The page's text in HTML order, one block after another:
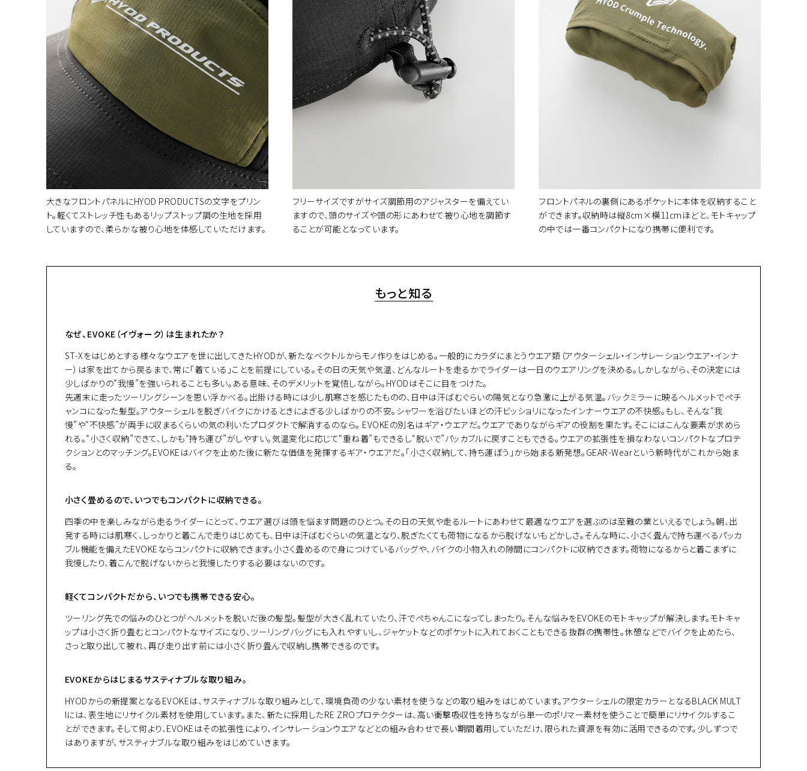
大きなフロントパネルにHYOD PRODUCTSの文字をプリン
ト。軽くてストレッチ性もあるリップストップ調の生地を採用
していますので、柔らかな被り心地を体感していただけます。
フリーサイズですがサイズ調節用のアジャスターを備えてい
ますので、頭のサイズや頭の形にあわせて被り心地を調節す
ることが可能となっています。
フロントパネルの裏側にあるポケットに本体を収納すること
ができます。収納時は縦8cm×横11cmほどと、モトキャップ
の中では一番コンパクトになり携帯に便利です。
もっと知る
なぜ、EVOKE（イヴォーク）は生まれたか？
ST-Xをはじめとする様々なウエアを世に出してきたHYODが、新たなベクトルからモノ作りをはじめる。一般的にカラダにまとうウエア類（アウターシェル・インサレーションウエア・インナ
ー）は家を出てから戻るまで、常に「着ている」ことを前提にしている。その日の天気や気温、どんなルートを走るかでライダーは一日のウエアリングを決める。しかしながら、その決定には
少しばかりの“我慢”を強いられることも多い。ある意味、そのデメリットを覚悟しながら。HYODはそこに目をつけた。
先週末に走ったツーリングシーンを思い浮かべる。出掛ける時には少し肌寒さを感じたものの、日中は汗ばむぐらいの陽気となり急激に上がる気温。バックミラーに映るヘルメットでペチ
ャンコになった髪型。アウターシェルを脱ぎバイクにかけるときによぎる少しばかりの不安。シャワーを浴びたいほどの汗ビッショリになったインナーウエアの不快感。もし、そんな“我
慢”や“不快感”が両手に収まるくらいの気の利いたプロダクトで解消するのなら。 EVOKEの別名はギア・ウエアだ。ウエアでありながらギアの役割を果たす。そこにはこんな要素が求めら
れる。“小さく収納”できて、しかも“持ち運び”がしやすい。気温変化に応じて“重ね着”もできるし“脱いで”パッカブルに戻すこともできる。ウエアの拡張性を損なわないコンパクトなプロテ
クションとのマッチング。EVOKEはバイクを止めた後に新たな価値を発揮するギア・ウエアだ。「小さく収納して、持ち運ぼう」から始まる新発想。GEAR-Wearという新時代がこれから始ま
る。
小さく畳めるので、いつでもコンパクトに収納できる。
四季の中を楽しみながら走るライダーにとって、ウエア選びは頭を悩ます問題のひとつ。その日の天気や走るルートにあわせて最適なウエアを選ぶのは至難の業といえるでしょう。朝、出
発する時には肌寒く、しっかりと着こんで走りはじめても、日中は汗ばむぐらいの気温となり、脱ぎたくても荷物になるから脱げないもどかしさ。そんな時に、小さく畳んで持ち運べるパッカ
ブル機能を備えたEVOKEならコンパクトに収納できます。小さく畳めるので身につけているバッグや、バイクの小物入れの隙間にコンパクトに収納できます。荷物になるからと着こまずに
我慢したり、着こんで脱げないからと我慢したりする必要はないのです。
軽くてコンパクトだから、いつでも携帯できる安心。
ツーリング先での悩みのひとつがヘルメットを脱いだ後の髪型。髪型が大きく乱れていたり、汗でぺちゃんこになってしまったり。そんな悩みをEVOKEのモトキャップが解決します。モトキャ
ップは小さく折り畳むとコンパクトなサイズになり、ツーリングバッグにも入れやすいし、ジャケットなどのポケットに入れておくこともできる抜群の携帯性。休憩などでバイクを止めたら、
さっと取り出して被れ、再び走り出す前には小さく折り畳んで収納し携帯できるのです。
EVOKEからはじまるサスティナブルな取り組み。
HYODからの新提案となるEVOKEは、サスティナブルな取り組みとして、環境負荷の少ない素材を使うなどの取り組みをはじめています。アウターシェルの限定カラーとなるBLACK MULT
Iには、表生地にリサイクル素材を使用しています。また、新たに採用したRE ZROプロテクターは、高い衝撃吸収性を持ちながら単一のポリマー素材を使うことで簡単にリサイクルするこ
とができます。そして何より、EVOKEはその拡張性により、インサレーションウエアなどとの組み合わせで長い期間着用していただけ、限られた資源を有効に活用できるのです。少しずつで
はありますが、サスティナブルな取り組みをはじめていきます。
DARK GREY MULTI ¥6,710(税込)